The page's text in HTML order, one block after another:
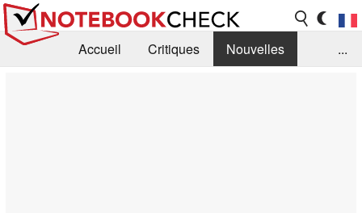
Accueil Critiques
Nouvelles
...